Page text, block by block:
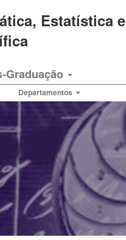
Estatística e
Graduação
Departamentos